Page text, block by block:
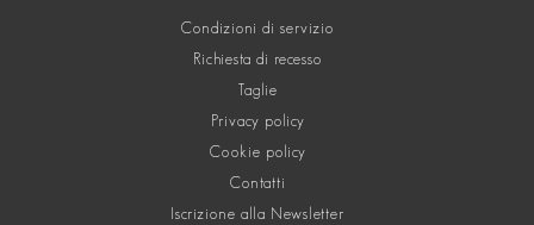
Condizioni di servizio
Richiesta di recesso
Taglie
Privacy policy
Cookie policy
Contatti
Iscrizione alla Newsletter